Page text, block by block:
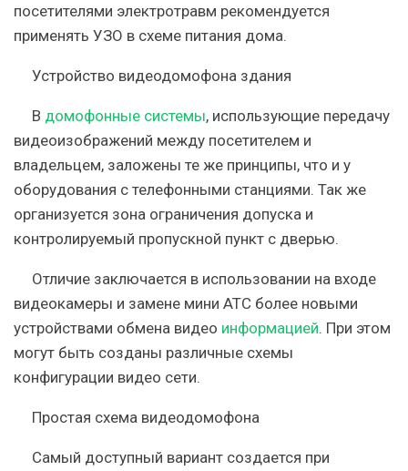
посетителями электротравм рекомендуется
применять УЗО в схеме питания дома.
Устройство видеодомофона здания
В домофонные системы, использующие передачу
видеоизображений между посетителем и
владельцем, заложены те же принципы, что и у
оборудования с телефонными станциями. Так же
организуется зона ограничения допуска и
контролируемый пропускной пункт с дверью.
Отличие заключается в использовании на входе
видеокамеры и замене мини АТС более новыми
устройствами обмена видео информацией. При этом
могут быть созданы различные схемы
конфигурации видео сети.
Простая схема видеодомофона
Самый доступный вариант создается при